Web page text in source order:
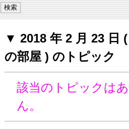
▼ 2018 年 2 月 23 日
の部屋 ) のトピック
該当のトピックは
ん。